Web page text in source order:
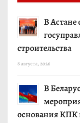
В Астане
строительства
8 августа, 2026
В
основания КПК